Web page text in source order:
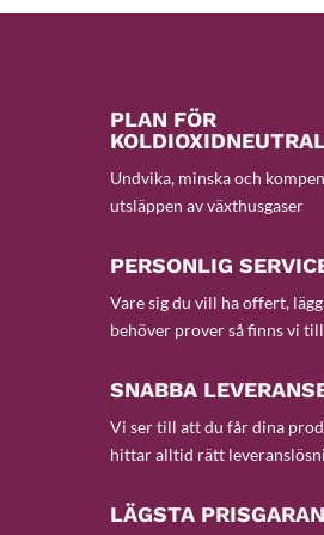
PLAN FÖR
Undvika, minska och
utsläppen av växthusgaser
PERSONLIG
Vare sig du vill ha offert,
behöver prover så finns vi
SNABBA
Vi ser till att du får dina
hittar alltid rätt
LÄGSTA